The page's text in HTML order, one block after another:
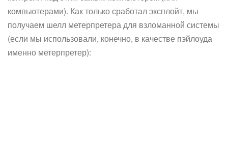
компьютерами). Как только сработал эксплойт, мы
получаем шелл метерпретера для взломанной системы
(если мы использовали, конечно, в качестве пэйлоуда
именно метерпретер):